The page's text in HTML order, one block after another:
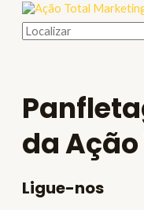
da
Ligue-nos